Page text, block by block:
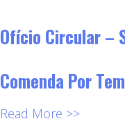
Ofício Circular –
Comenda Por
Read More >>